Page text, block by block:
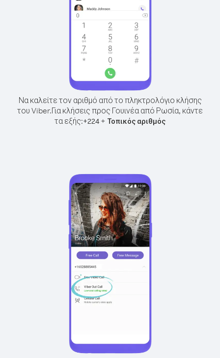
Να καλείτε τον αριθμό από το πληκτρολόγιο κλήσης
του Viber.Για κλήσεις προς Γουινέα από Ρωσία, κάντε
τα εξής:+224 + Τοπικός αριθμός